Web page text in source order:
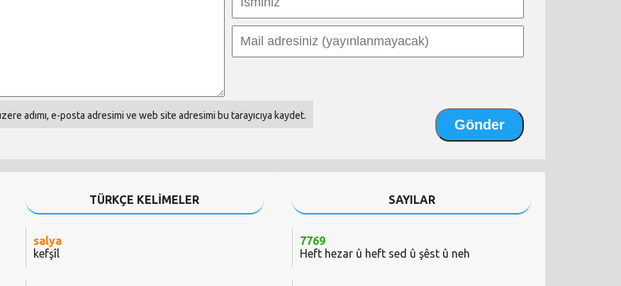
adımı, e-posta adresimi ve web site adresimi bu tarayıcıya kaydet.
TÜRKÇE KELİMELER
salya
kefşîl
SAYILAR
7769
Heft hezar û heft sed û şêst û neh